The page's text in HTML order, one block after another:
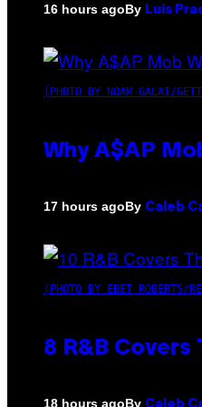
16 hours agoBy Luis
(PHOTO BY NOAM GALAI/
Why A$AP
17 hours agoBy Caleb
(PHOTO BY EBET ROBERTS/
8 R&B
18 hours agoBy